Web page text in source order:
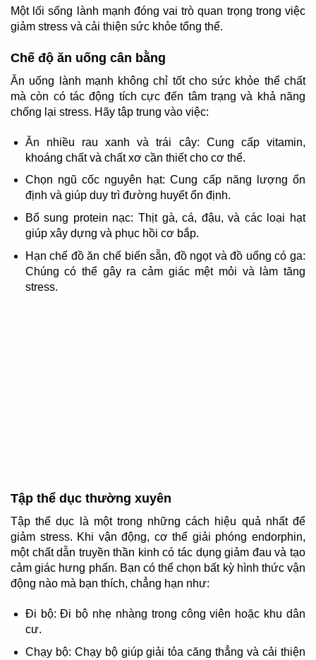
Một lối sống lành mạnh đóng vai trò quan trọng trong việc
giảm stress và cải thiện sức khỏe tổng thể.
Chế độ ăn uống cân bằng
Ăn uống lành mạnh không chỉ tốt cho sức khỏe thể chất
mà còn có tác động tích cực đến tâm trạng và khả năng
chống lại stress. Hãy tập trung vào việc:
Ăn nhiều rau xanh và trái cây: Cung cấp vitamin,
khoáng chất và chất xơ cần thiết cho cơ thể.
Chọn ngũ cốc nguyên hạt: Cung cấp năng lượng ổn
định và giúp duy trì đường huyết ổn định.
Bổ sung protein nạc: Thịt gà, cá, đậu, và các loại hạt
giúp xây dựng và phục hồi cơ bắp.
Hạn chế đồ ăn chế biến sẵn, đồ ngọt và đồ uống có ga:
Chúng có thể gây ra cảm giác mệt mỏi và làm tăng
stress.
Tập thể dục thường xuyên
Tập thể dục là một trong những cách hiệu quả nhất để
giảm stress. Khi vận động, cơ thể giải phóng endorphin,
một chất dẫn truyền thần kinh có tác dụng giảm đau và tạo
cảm giác hưng phấn. Bạn có thể chọn bất kỳ hình thức vận
động nào mà bạn thích, chẳng hạn như:
Đi bộ: Đi bộ nhẹ nhàng trong công viên hoặc khu dân
cư.
Chạy bộ: Chạy bộ giúp giải tỏa căng thẳng và cải thiện